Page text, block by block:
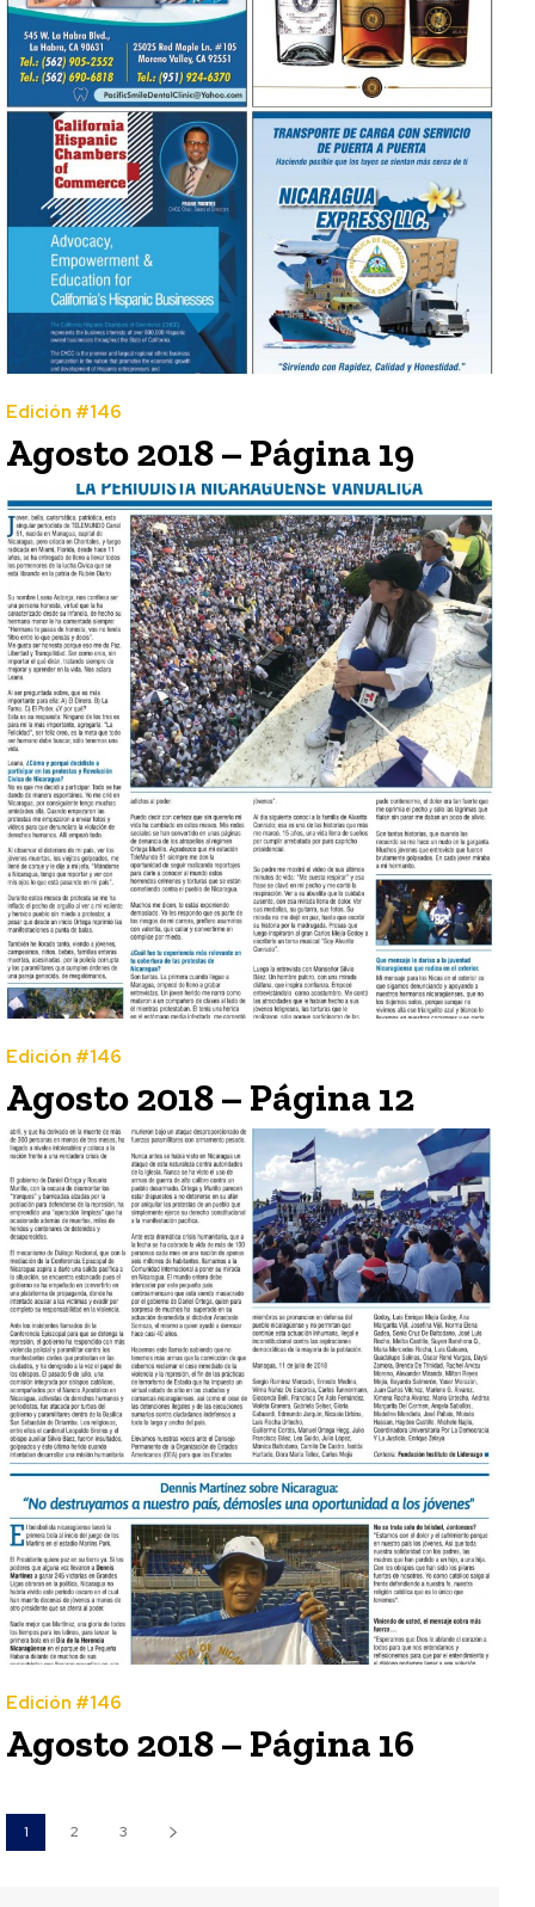
Edición #146
Agosto 2018 – Página 19
Edición #146
Agosto 2018 – Página 12
Edición #146
Agosto 2018 – Página 16
1 2 3